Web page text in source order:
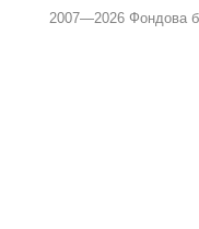
2007—2026 Фондова